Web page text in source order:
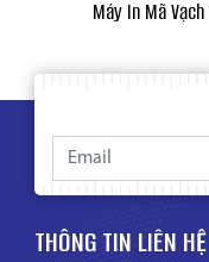
Máy In Mã
THÔNG TIN LIÊN HỆ